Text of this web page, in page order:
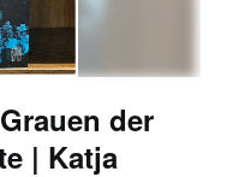
der
| Katja